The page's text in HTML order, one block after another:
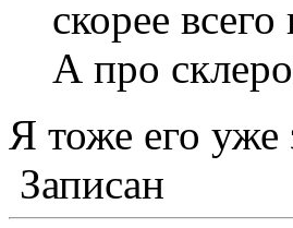
скорее
А про
Я тоже его
Записан